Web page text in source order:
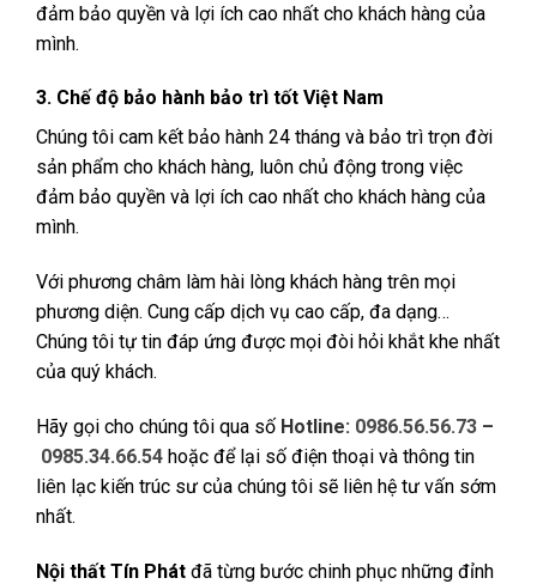
đảm bảo quyền và lợi ích cao nhất cho khách hàng của
mình.
3. Chế độ bảo hành bảo trì tốt Việt Nam
Chúng tôi cam kết bảo hành 24 tháng và bảo trì trọn đời
sản phẩm cho khách hàng, luôn chủ động trong việc
đảm bảo quyền và lợi ích cao nhất cho khách hàng của
mình.
Với phương châm làm hài lòng khách hàng trên mọi
phương diện. Cung cấp dịch vụ cao cấp, đa dạng…
Chúng tôi tự tin đáp ứng được mọi đòi hỏi khắt khe nhất
của quý khách.
Hãy gọi cho chúng tôi qua số Hotline: 0986.56.56.73 –
0985.34.66.54 hoặc để lại số điện thoại và thông tin
liên lạc kiến trúc sư của chúng tôi sẽ liên hệ tư vấn sớm
nhất.
Nội thất Tín Phát đã từng bước chinh phục những đỉnh